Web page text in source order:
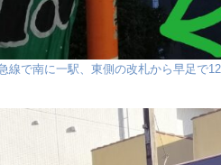
線で南に一駅、東側の改札から早足で